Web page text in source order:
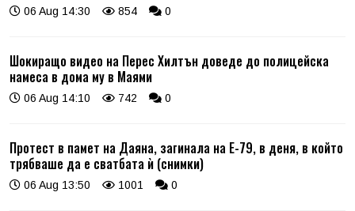
06 Aug 14:30 854 0
Шокиращо видео на Перес Хилтън доведе до полицейска
намеса в дома му в Маями
06 Aug 14:10 742 0
Протест в памет на Даяна, загинала на Е-79, в деня, в който
трябваше да е сватбата ѝ (снимки)
06 Aug 13:50 1001 0